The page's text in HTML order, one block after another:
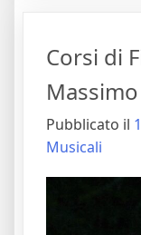
Corsi di
Pubblicato il
Musicali